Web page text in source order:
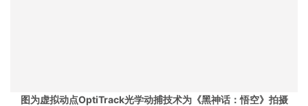
图为虚拟动点OptiTrack光学动捕技术为《黑神话：悟空》拍摄